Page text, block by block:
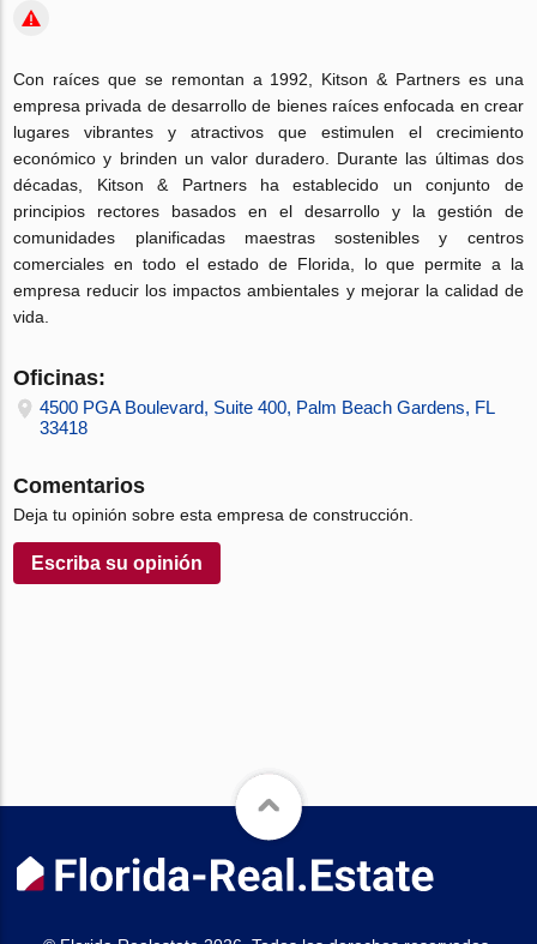
Con raíces que se remontan a 1992, Kitson & Partners es una
empresa privada de desarrollo de bienes raíces enfocada en crear
lugares vibrantes y atractivos que estimulen el crecimiento
económico y brinden un valor duradero. Durante las últimas dos
décadas, Kitson & Partners ha establecido un conjunto de
principios rectores basados ​​en el desarrollo y la gestión de
comunidades planificadas maestras sostenibles y centros
comerciales en todo el estado de Florida, lo que permite a la
empresa reducir los impactos ambientales y mejorar la calidad de
vida.
Oficinas:
4500 PGA Boulevard, Suite 400, Palm Beach Gardens, FL
33418
Comentarios
Deja tu opinión sobre esta empresa de construcción.
Escriba su opinión